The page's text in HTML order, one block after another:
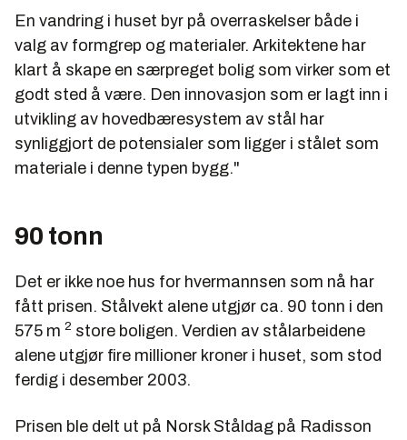
En vandring i huset byr på overraskelser både i
valg av formgrep og materialer. Arkitektene har
klart å skape en særpreget bolig som virker som et
godt sted å være. Den innovasjon som er lagt inn i
utvikling av hovedbæresystem av stål har
synliggjort de potensialer som ligger i stålet som
materiale i denne typen bygg."
90 tonn
Det er ikke noe hus for hvermannsen som nå har
fått prisen. Stålvekt alene utgjør ca. 90 tonn i den
575 m 2 store boligen. Verdien av stålarbeidene
alene utgjør fire millioner kroner i huset, som stod
ferdig i desember 2003.
Prisen ble delt ut på Norsk Ståldag på Radisson